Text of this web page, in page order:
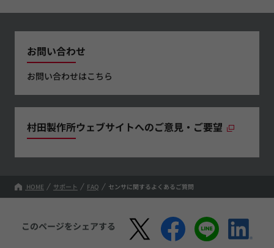
お問い合わせ
お問い合わせはこちら
村田製作所ウェブサイトへのご意見・ご要望
HOME サポート FAQ センサに関するよくあるご質問
このページをシェアする